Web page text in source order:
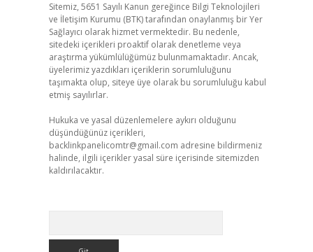
Sitemiz, 5651 Sayılı Kanun gereğince Bilgi Teknolojileri
ve İletişim Kurumu (BTK) tarafından onaylanmış bir Yer
Sağlayıcı olarak hizmet vermektedir. Bu nedenle,
sitedeki içerikleri proaktif olarak denetleme veya
araştırma yükümlülüğümüz bulunmamaktadır. Ancak,
üyelerimiz yazdıkları içeriklerin sorumluluğunu
taşımakta olup, siteye üye olarak bu sorumluluğu kabul
etmiş sayılırlar.
Hukuka ve yasal düzenlemelere aykırı olduğunu
düşündüğünüz içerikleri,
backlinkpanelicomtr@gmail.com adresine bildirmeniz
halinde, ilgili içerikler yasal süre içerisinde sitemizden
kaldırılacaktır.